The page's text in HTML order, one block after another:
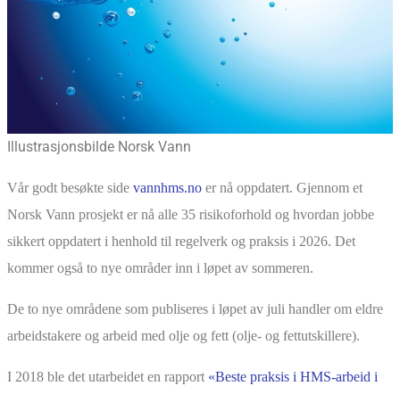
Illustrasjonsbilde Norsk Vann
Vår godt besøkte side vannhms.no er nå oppdatert. Gjennom et
Norsk Vann prosjekt er nå alle 35 risikoforhold og hvordan jobbe
sikkert oppdatert i henhold til regelverk og praksis i 2026. Det
kommer også to nye områder inn i løpet av sommeren.
De to nye områdene som publiseres i løpet av juli handler om eldre
arbeidstakere og arbeid med olje og fett (olje- og fettutskillere).
I 2018 ble det utarbeidet en rapport «Beste praksis i HMS-arbeid i